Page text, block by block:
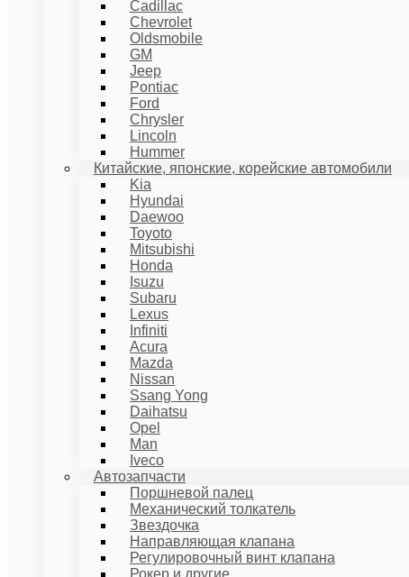
Cadillac
Chevrolet
Oldsmobile
GM
Jeep
Pontiac
Ford
Chrysler
Lincoln
Hummer
Китайские, японские, корейские автомобили
Kia
Hyundai
Daewoo
Toyoto
Mitsubishi
Honda
Isuzu
Subaru
Lexus
Infiniti
Acura
Mazda
Nissan
Ssang Yong
Daihatsu
Opel
Man
Iveco
Автозапчасти
Поршневой палец
Механический толкатель
Звездочка
Направляющая клапана
Регулировочный винт клапана
Рокер и другие